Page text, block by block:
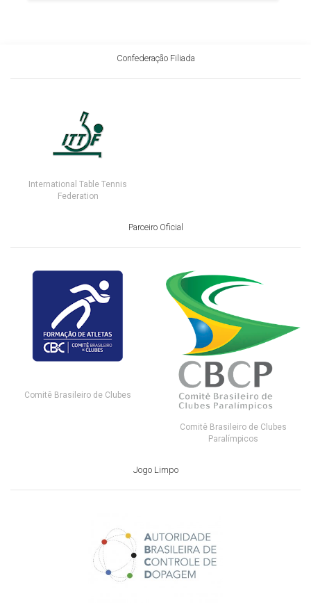
Confederação Filiada
International Table Tennis
Federation
Parceiro Oficial
Comitê Brasileiro de Clubes
Comitê Brasileiro de Clubes
Paralímpicos
Jogo Limpo